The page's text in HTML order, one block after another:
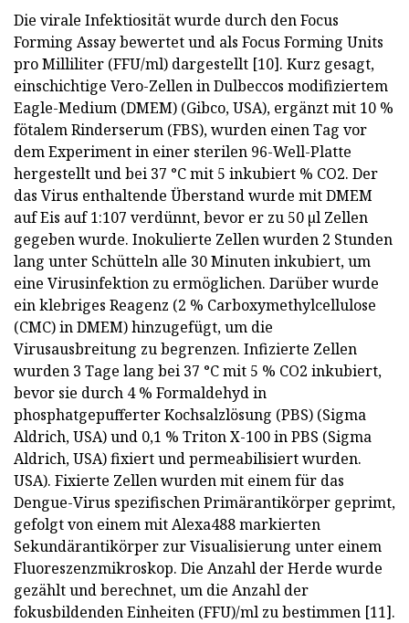
Die virale Infektiosität wurde durch den Focus
Forming Assay bewertet und als Focus Forming Units
pro Milliliter (FFU/ml) dargestellt [10]. Kurz gesagt,
einschichtige Vero-Zellen in Dulbeccos modifiziertem
Eagle-Medium (DMEM) (Gibco, USA), ergänzt mit 10 %
fötalem Rinderserum (FBS), wurden einen Tag vor
dem Experiment in einer sterilen 96-Well-Platte
hergestellt und bei 37 °C mit 5 inkubiert % CO2. Der
das Virus enthaltende Überstand wurde mit DMEM
auf Eis auf 1:107 verdünnt, bevor er zu 50 µl Zellen
gegeben wurde. Inokulierte Zellen wurden 2 Stunden
lang unter Schütteln alle 30 Minuten inkubiert, um
eine Virusinfektion zu ermöglichen. Darüber wurde
ein klebriges Reagenz (2 % Carboxymethylcellulose
(CMC) in DMEM) hinzugefügt, um die
Virusausbreitung zu begrenzen. Infizierte Zellen
wurden 3 Tage lang bei 37 °C mit 5 % CO2 inkubiert,
bevor sie durch 4 % Formaldehyd in
phosphatgepufferter Kochsalzlösung (PBS) (Sigma
Aldrich, USA) und 0,1 % Triton X-100 in PBS (Sigma
Aldrich, USA) fixiert und permeabilisiert wurden.
USA). Fixierte Zellen wurden mit einem für das
Dengue-Virus spezifischen Primärantikörper geprimt,
gefolgt von einem mit Alexa488 markierten
Sekundärantikörper zur Visualisierung unter einem
Fluoreszenzmikroskop. Die Anzahl der Herde wurde
gezählt und berechnet, um die Anzahl der
fokusbildenden Einheiten (FFU)/ml zu bestimmen [11].